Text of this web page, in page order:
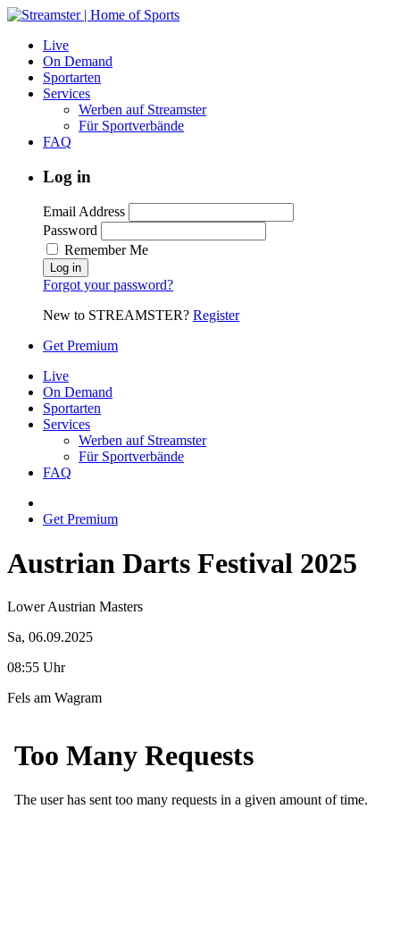
Live
On Demand
Sportarten
Services
Werben auf Streamster
Für Sportverbände
FAQ
Log in
Email Address
Password
Remember Me
Forgot your password?
New to STREAMSTER? Register
Get Premium
Live
On Demand
Sportarten
Services
Werben auf Streamster
Für Sportverbände
FAQ
Get Premium
Austrian Darts Festival 2025
Lower Austrian Masters
Sa, 06.09.2025
08:55 Uhr
Fels am Wagram